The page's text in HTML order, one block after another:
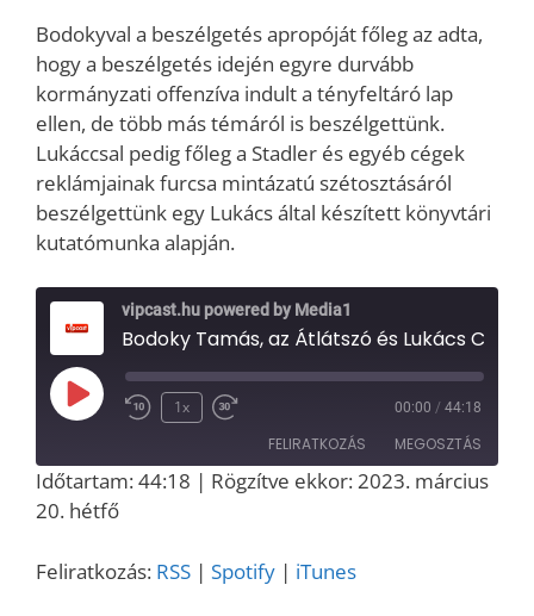
Bodokyval a beszélgetés apropóját főleg az adta,
hogy a beszélgetés idején egyre durvább
kormányzati offenzíva indult a tényfeltáró lap
ellen, de több más témáról is beszélgettünk.
Lukáccsal pedig főleg a Stadler és egyéb cégek
reklámjainak furcsa mintázatú szétosztásáról
beszélgettünk egy Lukács által készített könyvtári
kutatómunka alapján.
vipcast.hu powered by Media1
Play
1x 00:00 / 44:18
FELIRATKOZÁS MEGOSZTÁS
RSS
MEGOSZT
ÁS
LINK
Időtartam: 44:18 | Rögzítve ekkor: 2023. március
20. hétfő
Feliratkozás: RSS | Spotify | iTunes